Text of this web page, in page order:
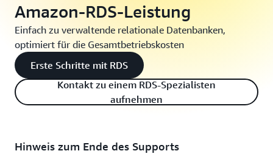
Amazon-RDS-Leistung
Einfach zu verwaltende relationale Datenbanken,
optimiert für die Gesamtbetriebskosten
Erste Schritte mit RDS
Kontakt zu einem RDS-Spezialisten
aufnehmen
Hinweis zum Ende des Supports